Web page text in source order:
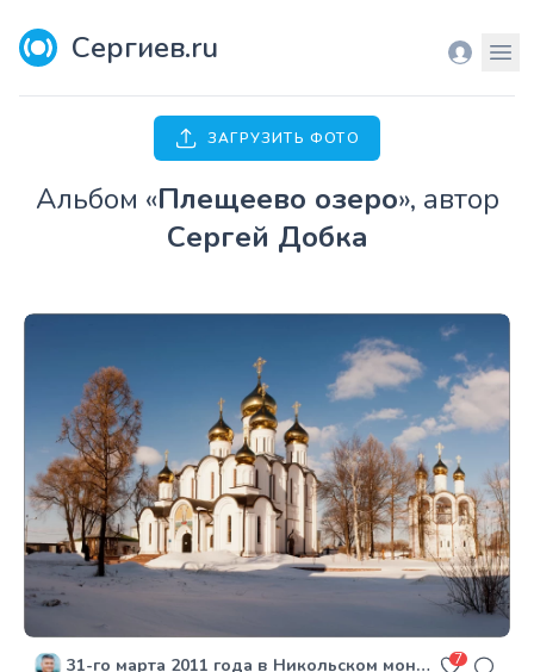
Сергиев.ru Вход
ЗАГРУЗИТЬ ФОТО
Aльбом «Плещеево озеро», автор
Сергей Добка
31-го марта 2011 года в Никольском монастыре 7